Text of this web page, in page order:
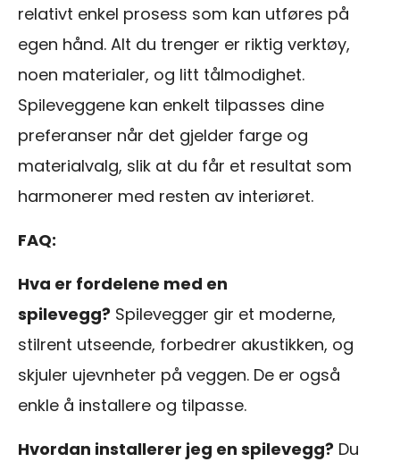
relativt enkel prosess som kan utføres på
egen hånd. Alt du trenger er riktig verktøy,
noen materialer, og litt tålmodighet.
Spileveggene kan enkelt tilpasses dine
preferanser når det gjelder farge og
materialvalg, slik at du får et resultat som
harmonerer med resten av interiøret.
FAQ:
Hva er fordelene med en
spilevegg? Spilevegger gir et moderne,
stilrent utseende, forbedrer akustikken, og
skjuler ujevnheter på veggen. De er også
enkle å installere og tilpasse.
Hvordan installerer jeg en spilevegg? Du